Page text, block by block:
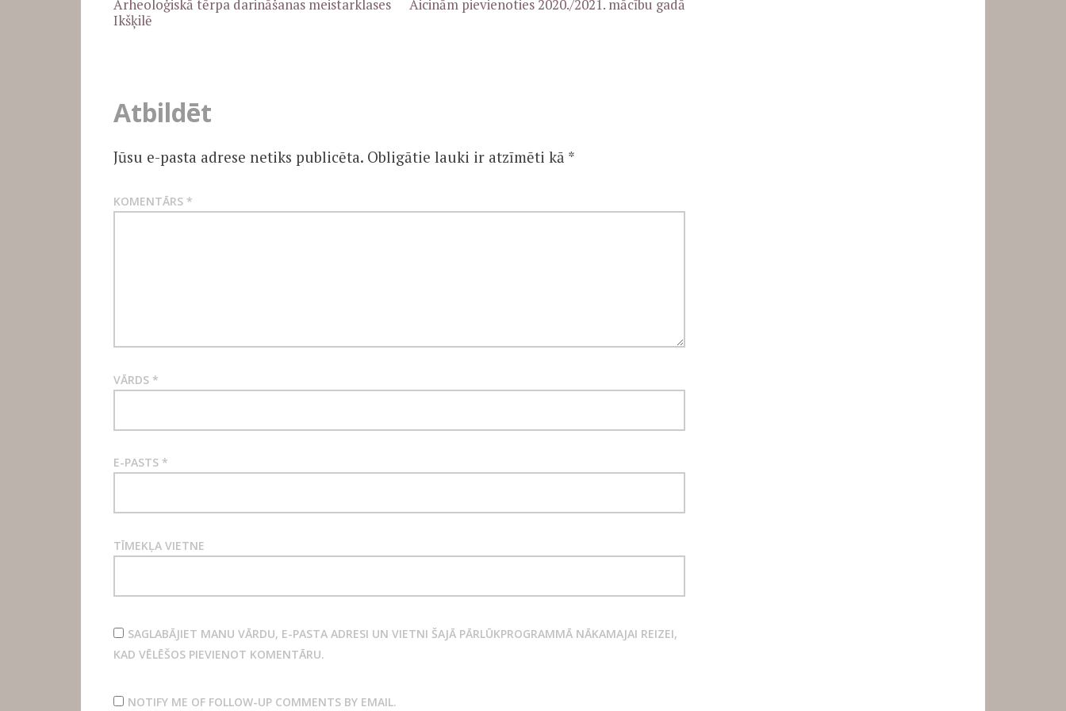
navigation
Arheoloģiskā tērpa darināšanas meistarklases
Ikšķilē
Aicinām pievienoties 2020./2021. mācību gadā
Atbildēt
Jūsu e-pasta adrese netiks publicēta. Obligātie lauki ir atzīmēti kā *
KOMENTĀRS *
VĀRDS *
E-PASTS *
TĪMEKĻA VIETNE
SAGLABĀJIET MANU VĀRDU, E-PASTA ADRESI UN VIETNI ŠAJĀ PĀRLŪKPROGRAMMĀ NĀKAMAJAI REIZEI,
KAD VĒLĒŠOS PIEVIENOT KOMENTĀRU.
NOTIFY ME OF FOLLOW-UP COMMENTS BY EMAIL.